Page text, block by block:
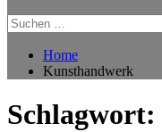
Suchen
nach:
Home
Kunsthandwerk
Schlagwort: